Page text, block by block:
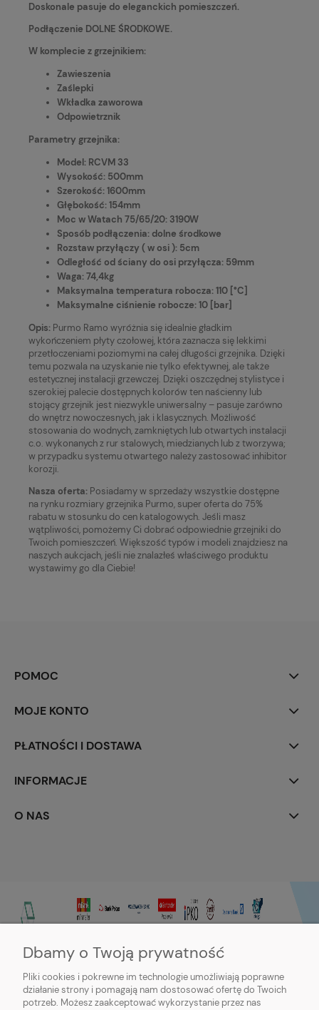
Doskonale pasuje do eleganckich pomieszczeń.
Podłączenie DOLNE ŚRODKOWE.
W komplecie z grzejnikiem:
Zawieszenia
Zaślepki
Wkładka zaworowa
Odpowietrznik
Parametry grzejnika:
Model: RCVM 33
Wysokość: 500mm
Szerokość: 1600mm
Głębokość: 154mm
Moc w Watach 75/65/20: 3190W
Sposób podłączenia: dolne środkowe
Rozstaw przyłączy ( w osi ): 5cm
Odległość od ściany do osi przyłącza: 59mm
Waga: 74,4kg
Maksymalna temperatura robocza: 110 [°C]
Maksymalne ciśnienie robocze: 10 [bar]
Opis: Purmo Ramo wyróżnia się idealnie gładkim
wykończeniem płyty czołowej, która zaznacza się lekkimi
przetłoczeniami poziomymi na całej długości grzejnika. Dzięki
temu pozwala na uzyskanie nie tylko efektywnej, ale także
estetycznej instalacji grzewczej. Dzięki oszczędnej stylistyce i
szerokiej palecie dostępnych kolorów ten naścienny lub
stojący grzejnik jest niezwykle uniwersalny – pasuje zarówno
do wnętrz nowoczesnych, jak i klasycznych. Możliwość
stosowania do wodnych, zamkniętych lub otwartych instalacji
c.o. wykonanych z rur stalowych, miedzianych lub z tworzywa;
w przypadku systemu otwartego należy zastosować inhibitor
korozji.
Nasza oferta: Posiadamy w sprzedaży wszystkie dostępne
na rynku rozmiary grzejnika Purmo, super oferta do 75%
rabatu w stosunku do cen katalogowych. Jeśli masz
wątpliwości, pomożemy Ci dobrać odpowiednie grzejniki do
Twoich pomieszczeń. Większość typów i modeli znajdziesz na
naszych aukcjach, jeśli nie znalazłeś właściwego produktu
wystawimy go dla Ciebie!
POMOC
MOJE KONTO
PŁATNOŚCI I DOSTAWA
INFORMACJE
O NAS
Dbamy o Twoją prywatność
Pliki cookies i pokrewne im technologie umożliwiają poprawne
działanie strony i pomagają nam dostosować ofertę do Twoich
potrzeb. Możesz zaakceptować wykorzystanie przez nas